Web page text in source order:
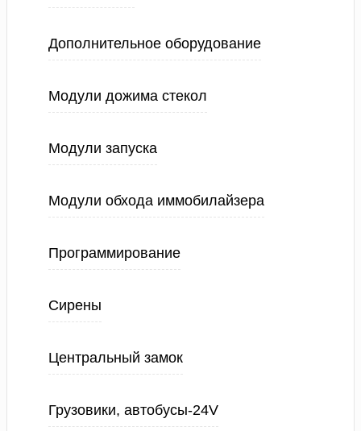
Дополнительное оборудование
Модули дожима стекол
Модули запуска
Модули обхода иммобилайзера
Программирование
Сирены
Центральный замок
Грузовики, автобусы-24V